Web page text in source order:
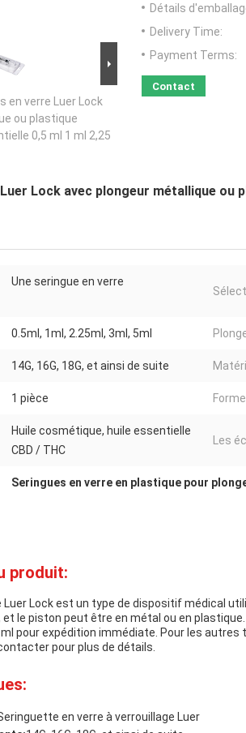
en verre Luer Lock
ou plastique
0,5 ml 1 ml 2,25
Détails
Delivery Time:
Payment Terms:
Contact
Lock avec plongeur métallique ou
Une seringue en verre
0.5ml, 1ml, 2.25ml, 3ml, 5ml
14G, 16G, 18G, et ainsi de suite
1 pièce
Huile cosmétique, huile essentielle
CBD / THC
Les
Seringues en verre en plastique pour
produit:
Luer Lock est un type de dispositif médical
et le piston peut être en métal ou en
pour expédition immédiate. Pour les
pour plus de détails.
en verre à verrouillage Luer